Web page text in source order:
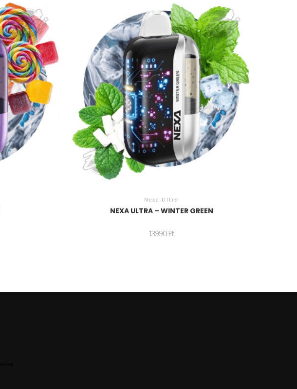
Nexa Ultra
NEXA ULTRA – WINTER GREEN
13990 Ft